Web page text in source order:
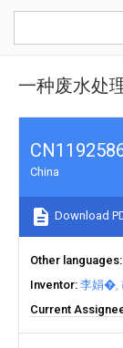
一种废水处
China
Download
Other languages
Inventor 李娟�
Current